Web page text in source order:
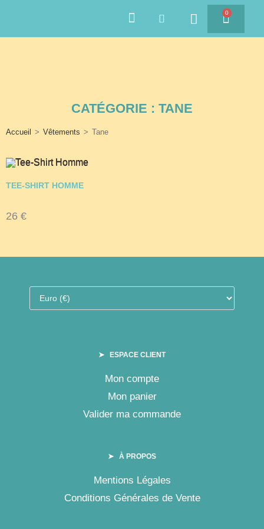
0
CATÉGORIE : TANE
Accueil > Vêtements > Tane
TEE-SHIRT HOMME
26 €
➤ ESPACE CLIENT
Mon compte
Mon panier
Valider ma commande
➤ À PROPOS
Mentions Légales
Conditions Générales de Vente